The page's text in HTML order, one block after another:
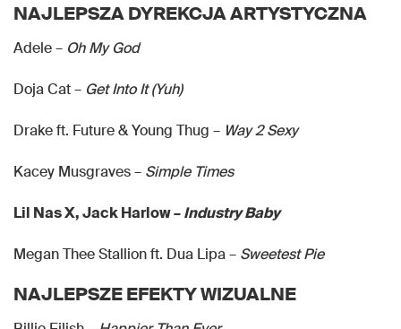
NAJLEPSZA DYREKCJA ARTYSTYCZNA
Adele – Oh My God
Doja Cat – Get Into It (Yuh)
Drake ft. Future & Young Thug – Way 2 Sexy
Kacey Musgraves – Simple Times
Lil Nas X, Jack Harlow –Industry Baby
Megan Thee Stallion ft. Dua Lipa – Sweetest Pie
NAJLEPSZE EFEKTY WIZUALNE